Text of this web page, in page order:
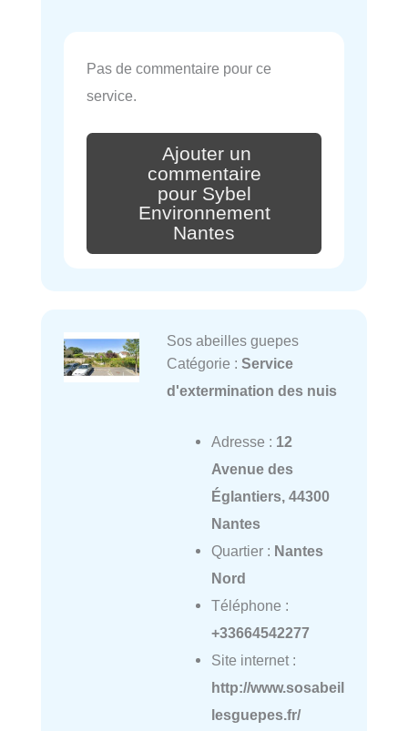
Pas de commentaire pour ce
service.
Ajouter un
commentaire
pour Sybel
Environnement
Nantes
Sos abeilles guepes
Catégorie : Service
d'extermination des nuis
Adresse : 12
Avenue des
Églantiers, 44300
Nantes
Quartier : Nantes
Nord
Téléphone :
+33664542277
Site internet :
http://www.sosabeil
lesguepes.fr/